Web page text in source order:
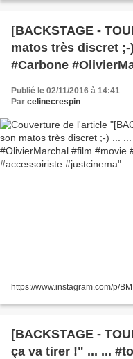
[BACKSTAGE -
matos très discret
#Carbone
#ingéson #cascade
#justcinema
Publié le 02/11/2016 à 14:41
Par celinecrespin
https://www.instagram.com/p/
[BACKSTAGE -
ça va tirer !" ... ...